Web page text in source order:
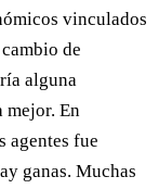
vinculados
de
alguna
mejor. En
agentes fue
ganas. Muchas